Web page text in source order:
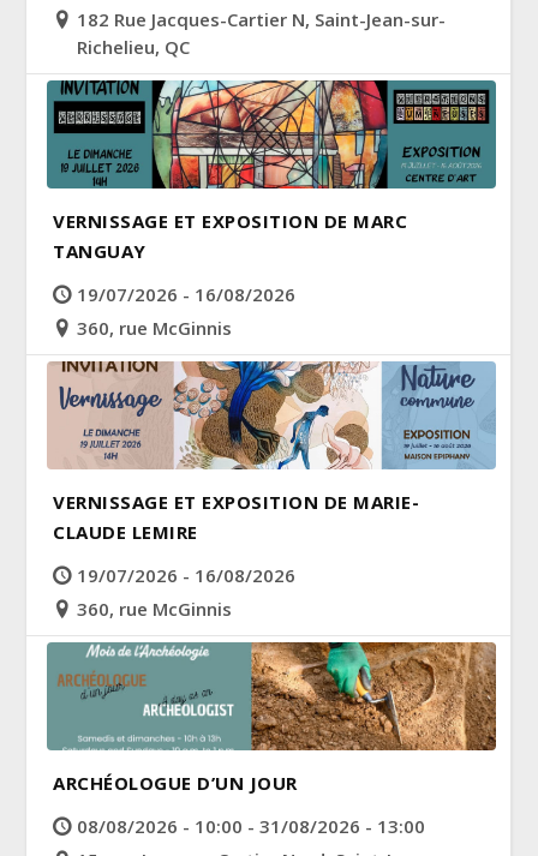
182 Rue Jacques-Cartier N, Saint-Jean-sur-
Richelieu, QC
VERNISSAGE ET EXPOSITION DE MARC
TANGUAY
19/07/2026 - 16/08/2026
360, rue McGinnis
VERNISSAGE ET EXPOSITION DE MARIE-
CLAUDE LEMIRE
19/07/2026 - 16/08/2026
360, rue McGinnis
ARCHÉOLOGUE D’UN JOUR
08/08/2026 - 10:00 - 31/08/2026 - 13:00